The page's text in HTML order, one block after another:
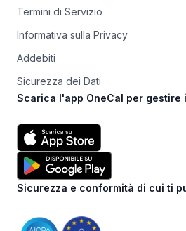
Termini di Servizio
Informativa sulla Privacy
Addebiti
Sicurezza dei Dati
Scarica l'app OneCal per gestire
Sicurezza e conformità di cui ti